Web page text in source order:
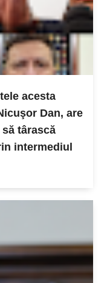
acesta
Dan, are
târască
intermediul